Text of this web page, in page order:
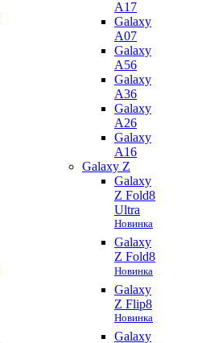
A17
Galaxy
A07
Galaxy
A56
Galaxy
A36
Galaxy
A26
Galaxy
A16
Galaxy Z
Galaxy
Z Fold8
Ultra
Новинка
Galaxy
Z Fold8
Новинка
Galaxy
Z Flip8
Новинка
Galaxy